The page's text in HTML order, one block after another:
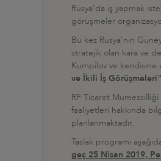
Rusya'da iş yapmak
görüşmeler
Bu kez Rusya'nın
stratejik olan kara ve
Kumpilov ve kendisine
ve İkili İş Görüşmeleri"
RF Ticaret
faaliyetleri hakkında
planlanmaktadır.
Taslak programı
geç 25 Nisan 2019,